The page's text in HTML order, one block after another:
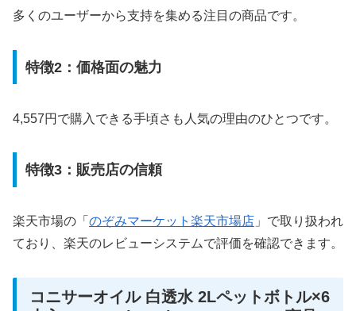
多くのユーザーから支持を集める注目の商品です。
特徴2：価格面の魅力
4,557円で購入できる手頃さも人気の理由のひとつです。
特徴3：販売店の信頼
楽天市場の「 のぞみマーケット楽天市場店 」で取り扱われ
ており、楽天のレビューシステムで評価を確認できます。
コニサーオイル 白透水 2Lペットボトル×6